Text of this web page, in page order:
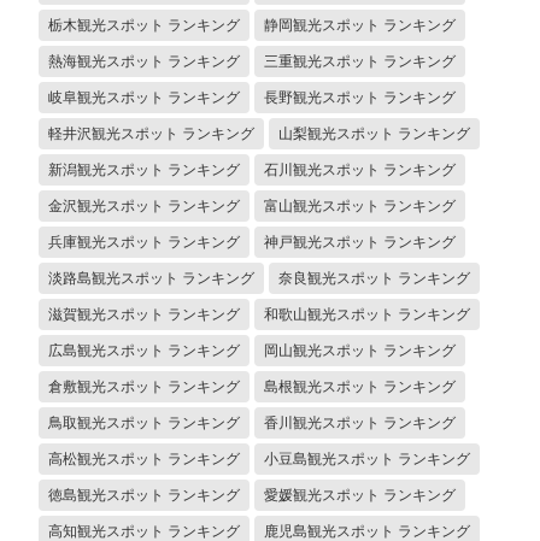
栃木観光スポット ランキング 静岡観光スポット ランキング
熱海観光スポット ランキング 三重観光スポット ランキング
岐阜観光スポット ランキング 長野観光スポット ランキング
軽井沢観光スポット ランキング 山梨観光スポット ランキング
新潟観光スポット ランキング 石川観光スポット ランキング
金沢観光スポット ランキング 富山観光スポット ランキング
兵庫観光スポット ランキング 神戸観光スポット ランキング
淡路島観光スポット ランキング 奈良観光スポット ランキング
滋賀観光スポット ランキング 和歌山観光スポット ランキング
広島観光スポット ランキング 岡山観光スポット ランキング
倉敷観光スポット ランキング 島根観光スポット ランキング
鳥取観光スポット ランキング 香川観光スポット ランキング
高松観光スポット ランキング 小豆島観光スポット ランキング
徳島観光スポット ランキング 愛媛観光スポット ランキング
高知観光スポット ランキング 鹿児島観光スポット ランキング